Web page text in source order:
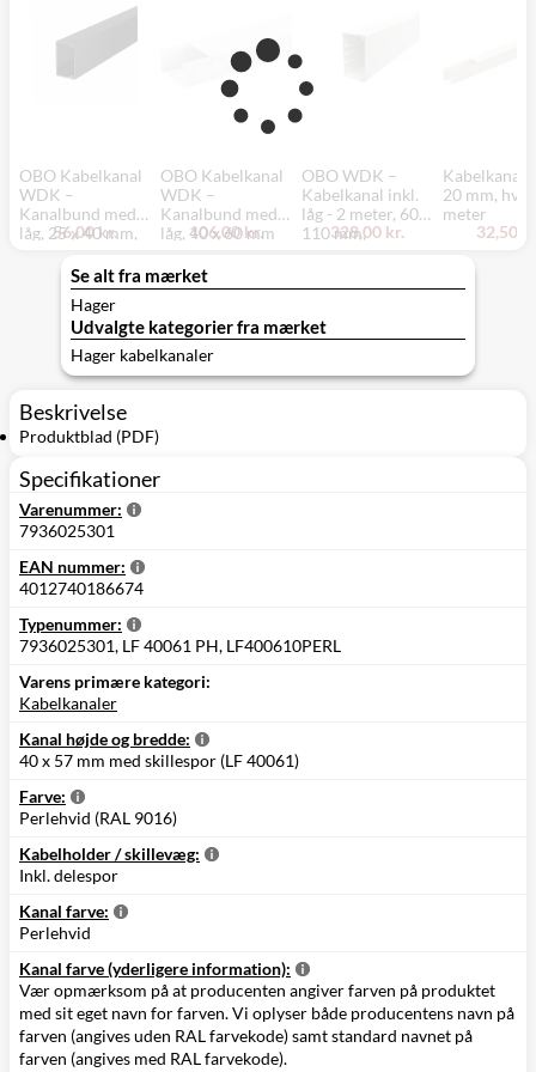
OBO Kabelkanal
WDK –
Kanalbund med
låg, 25 x 40 mm,
56,00 kr.
OBO Kabelkanal
WDK –
Kanalbund med
låg, 40 x 60 mm
renhvid - 2 meter
106,00 kr.
OBO WDK –
Kabelkanal inkl.
låg - 2 meter, 60 x
110 mm,
328,00 kr.
Kabelkanal
20 mm,
meter
32,50
Se alt fra mærket
Hager
Udvalgte kategorier fra mærket
Hager kabelkanaler
Beskrivelse
Produktblad (PDF)
Specifikationer
Varenummer:
7936025301
EAN nummer:
4012740186674
Typenummer:
7936025301, LF 40061 PH, LF400610PERL
Varens primære kategori:
Kabelkanaler
Kanal højde og bredde:
40 x 57 mm med skillespor (LF 40061)
Farve:
Perlehvid (RAL 9016)
Kabelholder / skillevæg:
Inkl. delespor
Kanal farve:
Perlehvid
Kanal farve (yderligere information):
Vær opmærksom på at producenten angiver farven på produktet
med sit eget navn for farven. Vi oplyser både producentens navn på
farven (angives uden RAL farvekode) samt standard navnet på
farven (angives med RAL farvekode).